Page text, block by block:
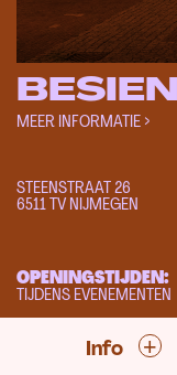
MEER INFORMATIE >
STEENSTRAAT 26
6511 TV NIJMEGEN
OPENINGSTIJDEN:
TIJDENS EVENEMENTEN
Info +